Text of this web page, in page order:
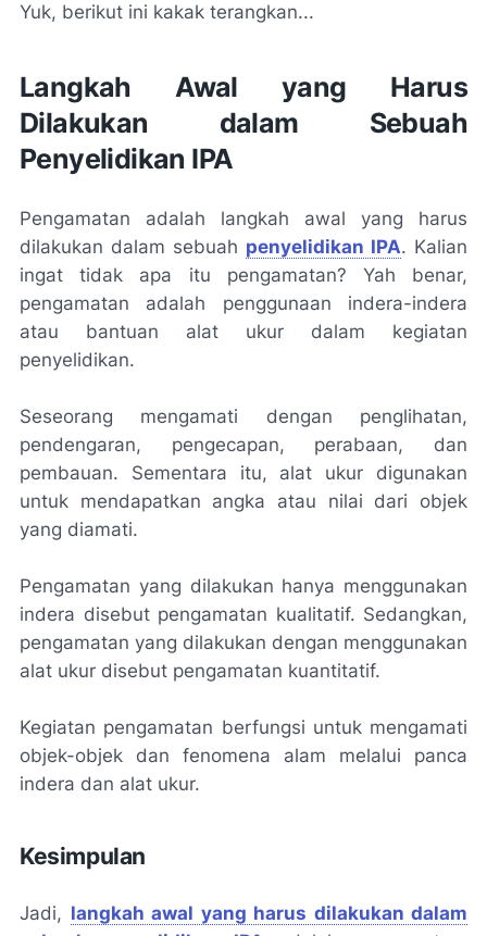
Yuk, berikut ini kakak terangkan...
Langkah Awal yang Harus
Dilakukan dalam Sebuah
Penyelidikan IPA
Pengamatan adalah langkah awal yang harus
dilakukan dalam sebuah penyelidikan IPA. Kalian
ingat tidak apa itu pengamatan? Yah benar,
pengamatan adalah penggunaan indera-indera
atau bantuan alat ukur dalam kegiatan
penyelidikan.
Seseorang mengamati dengan penglihatan,
pendengaran, pengecapan, perabaan, dan
pembauan. Sementara itu, alat ukur digunakan
untuk mendapatkan angka atau nilai dari objek
yang diamati.
Pengamatan yang dilakukan hanya menggunakan
indera disebut pengamatan kualitatif. Sedangkan,
pengamatan yang dilakukan dengan menggunakan
alat ukur disebut pengamatan kuantitatif.
Kegiatan pengamatan berfungsi untuk mengamati
objek-objek dan fenomena alam melalui panca
indera dan alat ukur.
Kesimpulan
Jadi, langkah awal yang harus dilakukan dalam